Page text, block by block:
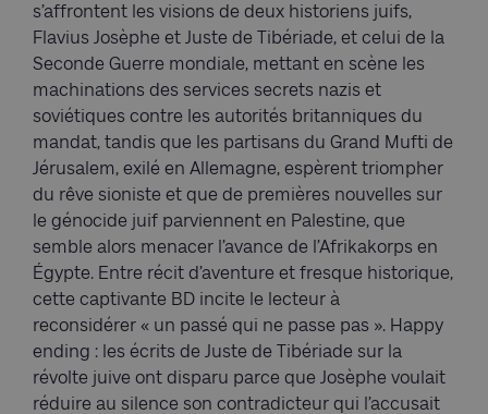
s’affrontent les visions de deux historiens juifs,
Flavius Josèphe et Juste de Tibériade, et celui de la
Seconde Guerre mondiale, mettant en scène les
machinations des services secrets nazis et
soviétiques contre les autorités britanniques du
mandat, tandis que les partisans du Grand Mufti de
Jérusalem, exilé en Allemagne, espèrent triompher
du rêve sioniste et que de premières nouvelles sur
le génocide juif parviennent en Palestine, que
semble alors menacer l’avance de l’Afrikakorps en
Égypte. Entre récit d’aventure et fresque historique,
cette captivante BD incite le lecteur à
reconsidérer « un passé qui ne passe pas ». Happy
ending : les écrits de Juste de Tibériade sur la
révolte juive ont disparu parce que Josèphe voulait
réduire au silence son contradicteur qui l’accusait